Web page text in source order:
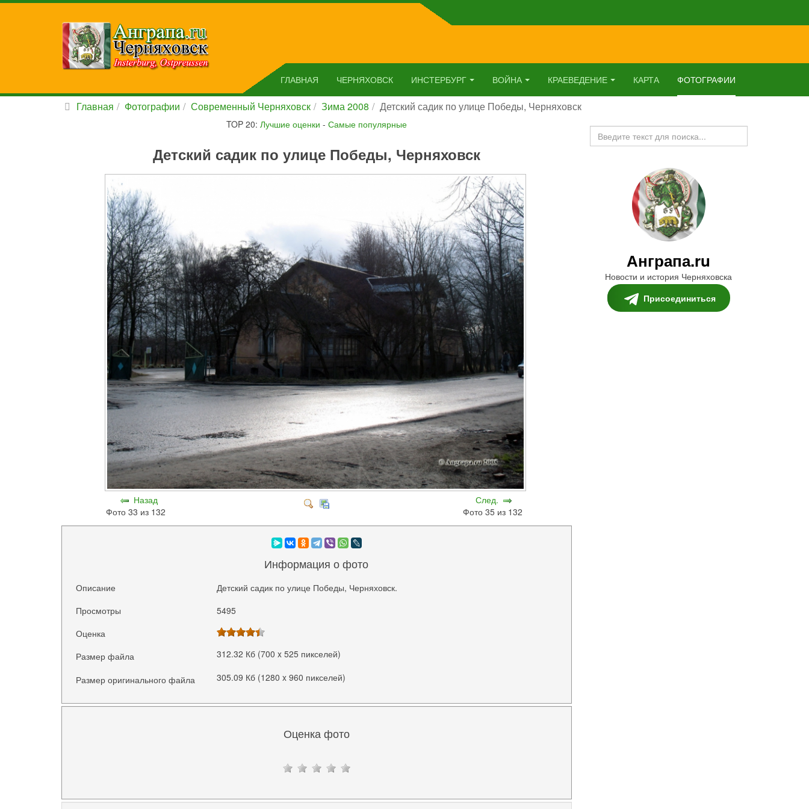
ГЛАВНАЯ ЧЕРНЯХОВСК ИНСТЕРБУРГ ВОЙНА КРАЕВЕДЕНИЕ КАРТА ФОТОГРАФИИ
Главная Фотографии Современный Черняховск Зима 2008 Детский садик по улице Победы, Черняховск
TOP 20: Лучшие оценки - Самые популярные
Детский садик по улице Победы, Черняховск
Назад
Фото 33 из 132
След.
Фото 35 из 132
Информация о фото
Описание
Детский садик по улице Победы, Черняховск.
Просмотры
5495
Оценка
Размер файла
312.32 Кб (700 x 525 пикселей)
Размер оригинального файла 305.09 Кб (1280 x 960 пикселей)
Оценка фото
Искать...
Анграпа.ru
Новости и история Черняховска
Присоединиться